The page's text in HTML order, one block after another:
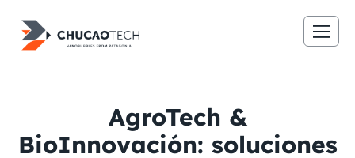
AgroTech &
BioInnovación: soluciones